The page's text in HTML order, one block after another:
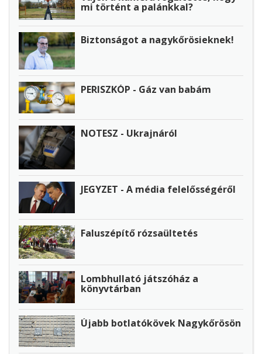
mi történt a palánkkal?
Biztonságot a nagykőrösieknek!
PERISZKÓP - Gáz van babám
NOTESZ - Ukrajnáról
JEGYZET - A média felelősségéről
Faluszépítő rózsaültetés
Lombhullató játszóház a
könyvtárban
Újabb botlatókövek Nagykőrösön